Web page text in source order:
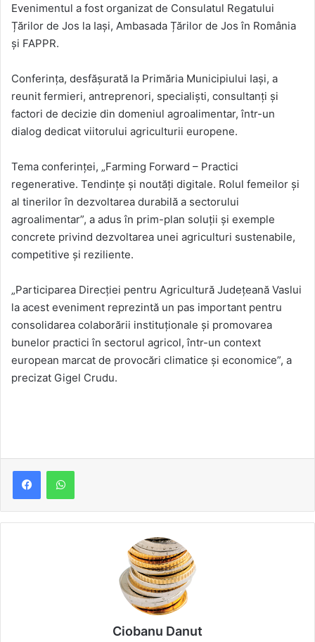
Evenimentul a fost organizat de Consulatul Regatului
Țărilor de Jos la Iași, Ambasada Țărilor de Jos în România
și FAPPR.
Conferința, desfășurată la Primăria Municipiului Iași, a
reunit fermieri, antreprenori, specialiști, consultanți și
factori de decizie din domeniul agroalimentar, într-un
dialog dedicat viitorului agriculturii europene.
Tema conferinței, „Farming Forward – Practici
regenerative. Tendințe și noutăți digitale. Rolul femeilor şi
al tinerilor în dezvoltarea durabilă a sectorului
agroalimentar”, a adus în prim-plan soluții și exemple
concrete privind dezvoltarea unei agriculturi sustenabile,
competitive și reziliente.
„Participarea Direcției pentru Agricultură Județeană Vaslui
la acest eveniment reprezintă un pas important pentru
consolidarea colaborării instituționale și promovarea
bunelor practici în sectorul agricol, într-un context
european marcat de provocări climatice și economice”, a
precizat Gigel Crudu.
Ciobanu Danut